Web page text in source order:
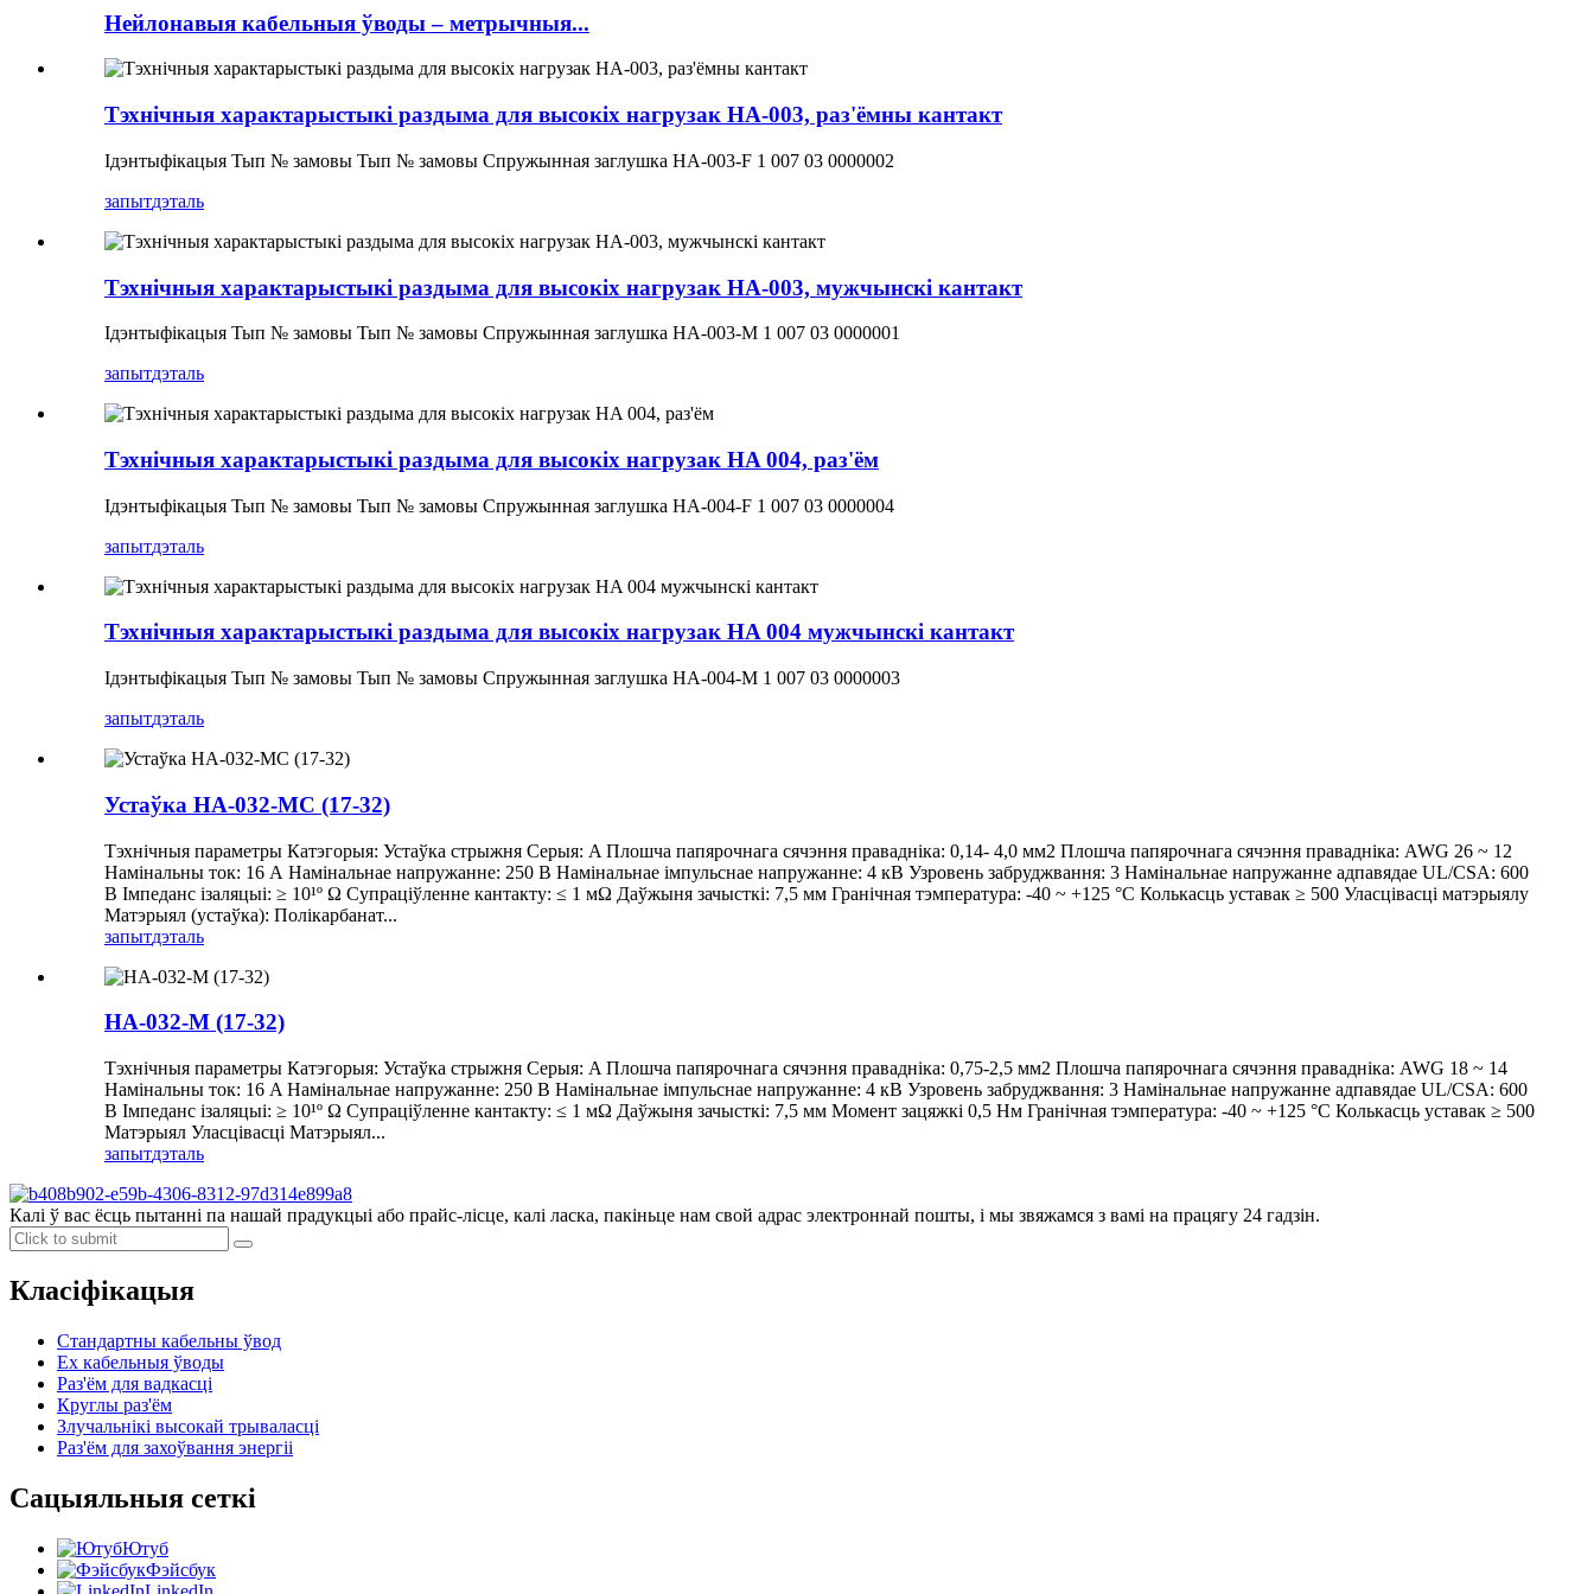
Нейлонавыя кабельныя ўводы – метрычныя...
Тэхнічныя характарыстыкі раздыма для высокіх нагрузак HA-003, раз'ёмны кантакт
Ідэнтыфікацыя Тып № замовы Тып № замовы Спружынная заглушка HA-003-F 1 007 03 0000002
запытдэталь
Тэхнічныя характарыстыкі раздыма для высокіх нагрузак HA-003, мужчынскі кантакт
Ідэнтыфікацыя Тып № замовы Тып № замовы Спружынная заглушка HA-003-M 1 007 03 0000001
запытдэталь
Тэхнічныя характарыстыкі раздыма для высокіх нагрузак HA 004, раз'ём
Ідэнтыфікацыя Тып № замовы Тып № замовы Спружынная заглушка HA-004-F 1 007 03 0000004
запытдэталь
Тэхнічныя характарыстыкі раздыма для высокіх нагрузак HA 004 мужчынскі кантакт
Ідэнтыфікацыя Тып № замовы Тып № замовы Спружынная заглушка HA-004-M 1 007 03 0000003
запытдэталь
Устаўка HA-032-MC (17-32)
Тэхнічныя параметры Катэгорыя: Устаўка стрыжня Серыя: A Плошча папярочнага сячэння правадніка: 0,14- 4,0 мм2 Плошча папярочнага сячэння правадніка: AWG 26 ~ 12
Намінальны ток: 16 А Намінальнае напружанне: 250 В Намінальнае імпульснае напружанне: 4 кВ Узровень забруджвання: 3 Намінальнае напружанне адпавядае UL/CSA: 600
В Імпеданс ізаляцыі: ≥ 10¹º Ω Супраціўленне кантакту: ≤ 1 мΩ Даўжыня зачысткі: 7,5 мм Гранічная тэмпература: -40 ~ +125 °C Колькасць уставак ≥ 500 Уласцівасці матэрыялу
Матэрыял (устаўка): Полікарбанат...
запытдэталь
HA-032-M (17-32)
Тэхнічныя параметры Катэгорыя: Устаўка стрыжня Серыя: A Плошча папярочнага сячэння правадніка: 0,75-2,5 мм2 Плошча папярочнага сячэння правадніка: AWG 18 ~ 14
Намінальны ток: 16 A Намінальнае напружанне: 250 В Намінальнае імпульснае напружанне: 4 кВ Узровень забруджвання: 3 Намінальнае напружанне адпавядае UL/CSA: 600
В Імпеданс ізаляцыі: ≥ 10¹º Ω Супраціўленне кантакту: ≤ 1 мΩ Даўжыня зачысткі: 7,5 мм Момент зацяжкі 0,5 Нм Гранічная тэмпература: -40 ~ +125 °C Колькасць уставак ≥ 500
Матэрыял Уласцівасці Матэрыял...
запытдэталь
Калі ў вас ёсць пытанні па нашай прадукцыі або прайс-лісце, калі ласка, пакіньце нам свой адрас электроннай пошты, і мы звяжамся з вамі на працягу 24 гадзін.
Класіфікацыя
Стандартны кабельны ўвод
Ex кабельныя ўводы
Раз'ём для вадкасці
Круглы раз'ём
Злучальнікі высокай трываласці
Раз'ём для захоўвання энергіі
Сацыяльныя сеткі
Ютуб
Фэйсбук